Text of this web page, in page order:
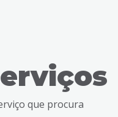
que procura